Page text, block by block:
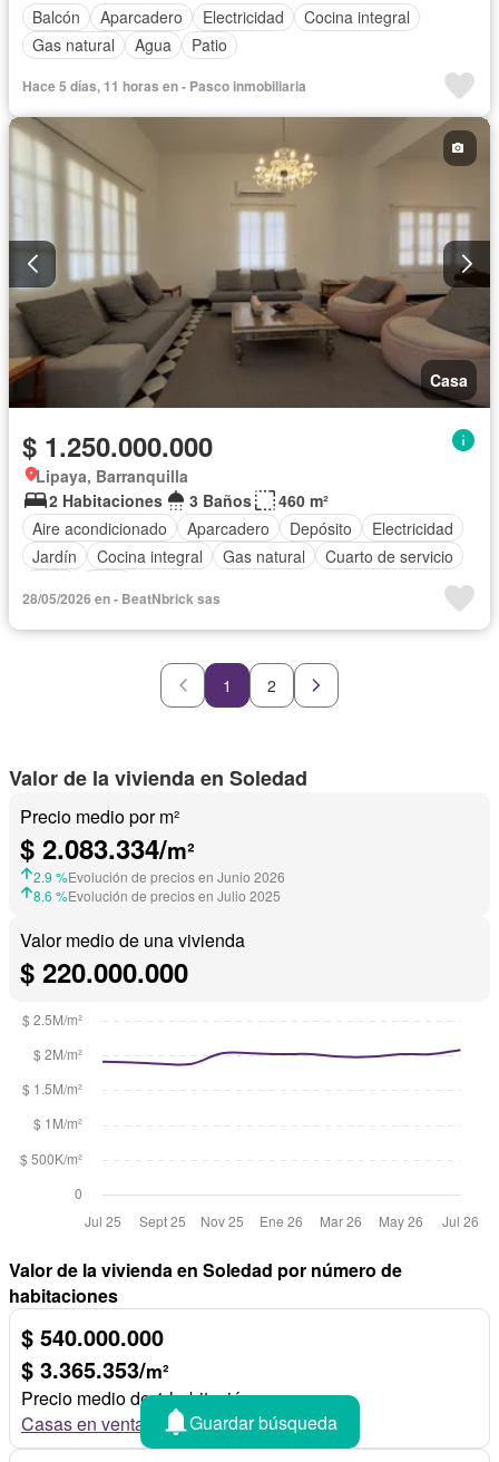
Balcón
Aparcadero Electricidad
Cocina integral
Gas natural
Agua Patio
Hace 5 días, 11 horas en - Pasco inmobiliaria
Casa
$ 1.250.000.000
Lipaya, Barranquilla
2 Habitaciones
3 Baños
460 m²
Aire acondicionado
Aparcadero Depósito
Electricidad
Jardín
Cocina integral Gas natural
Cuarto de servicio
28/05/2026 en - BeatNbrick sas
1 2
Valor de la vivienda en Soledad
Precio medio por m²
$ 2.083.334/m²
2.9 %Evolución de precios en Junio 2026
8.6 %Evolución de precios en Julio 2025
Valor medio de una vivienda
$ 220.000.000
Valor de la vivienda en Soledad por número de
habitaciones
$ 540.000.000
$ 3.365.353/m²
Precio medio de 1 habitación
Casas en venta de 1 habitación
Guardar búsqueda